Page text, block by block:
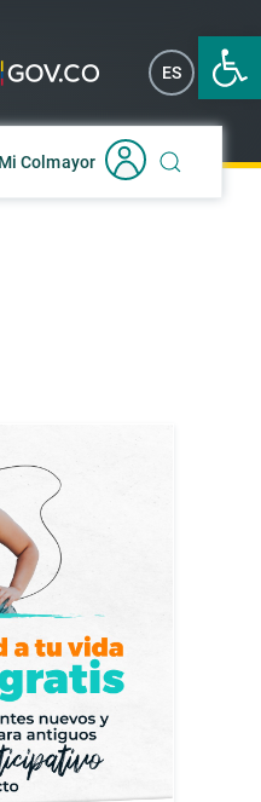
Abrir
ES EN
Mi Colmayor